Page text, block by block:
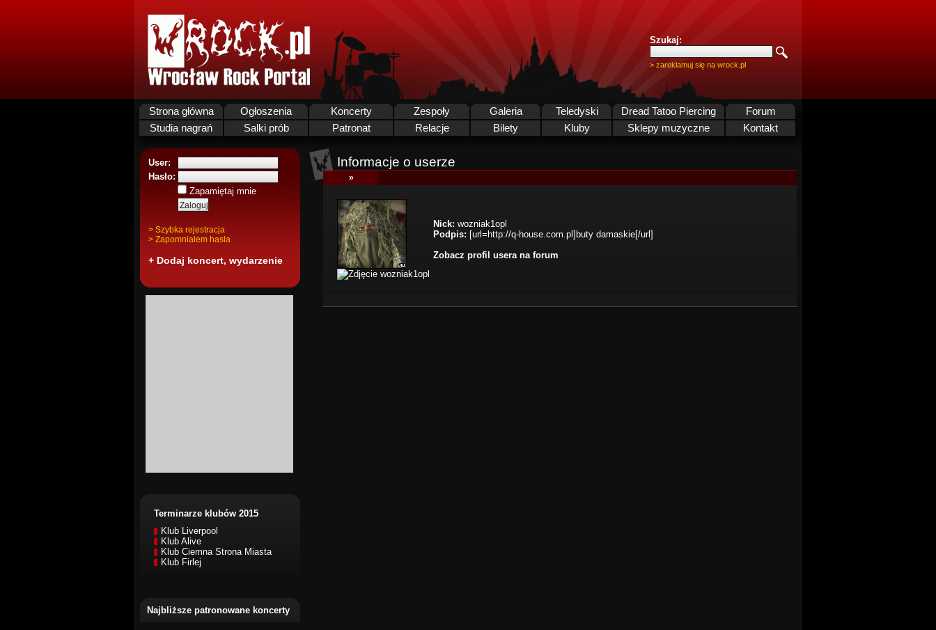
Szukaj:
> zareklamuj się na wrock.pl
Strona główna Ogłoszenia Koncerty Zespoły Galeria Teledyski Dread Tatoo Piercing
Forum
Studia nagrań
Salki prób Patronat Relacje Bilety Kluby Sklepy muzyczne Kontakt
User:
Hasło:
Zapamiętaj mnie
> Szybka rejestracja
> Zapomnialem hasla
+ Dodaj koncert, wydarzenie
Terminarze klubów 2015
Klub Liverpool
Klub Alive
Klub Ciemna Strona Miasta
Klub Firlej
Najbliższe patronowane koncerty
Informacje o userze
»
Nick: wozniak1opl
Podpis: [url=http://q-house.com.pl]buty damaskie[/url]
Zobacz profil usera na forum